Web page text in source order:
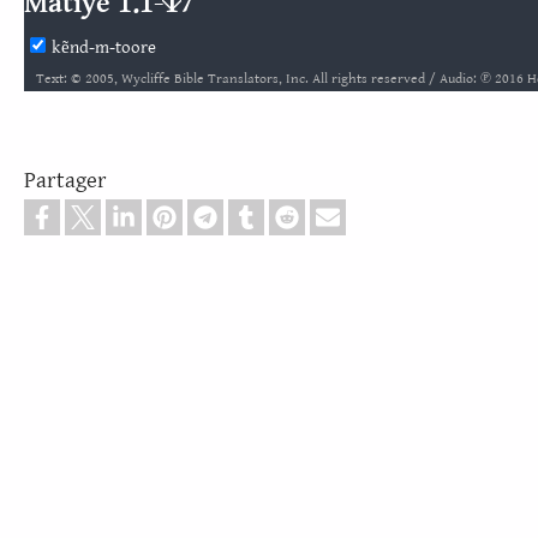
kẽnd-m-toore
Text: © 2005, Wycliffe Bible Translators, Inc. All rights reserved / Audio: ℗ 2016
Partager